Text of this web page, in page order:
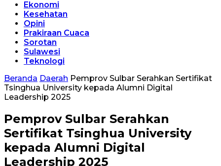
Ekonomi
Kesehatan
Opini
Prakiraan Cuaca
Sorotan
Sulawesi
Teknologi
Beranda Daerah Pemprov Sulbar Serahkan Sertifikat
Tsinghua University kepada Alumni Digital
Leadership 2025
Pemprov Sulbar Serahkan
Sertifikat Tsinghua University
kepada Alumni Digital
Leadership 2025